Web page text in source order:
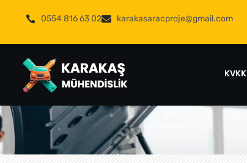
0554 816 63 02 karakasaracproje@gmail.com
KVKK